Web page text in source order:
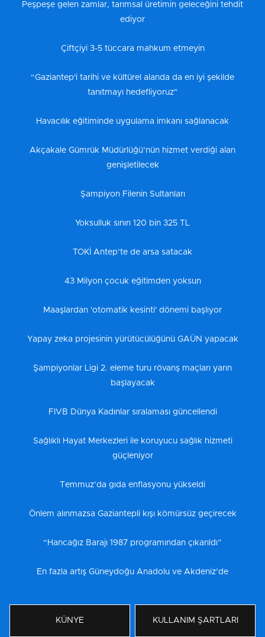
Peşpeşe gelen zamlar, tarımsal üretimin geleceğini tehdit
ediyor
Çiftçiyi 3-5 tüccara mahkum etmeyin
“Gaziantep'i tarihi ve kültürel alanda da en iyi şekilde
tanıtmayı hedefliyoruz"
Havacılık eğitiminde uygulama imkanı sağlanacak
Akçakale Gümrük Müdürlüğü’nün hizmet verdiği alan
genişletilecek
Şampiyon Filenin Sultanları
Yoksulluk sınırı 120 bin 325 TL
TOKİ Antep’te de arsa satacak
43 Milyon çocuk eğitimden yoksun
Maaşlardan 'otomatik kesinti' dönemi başlıyor
Yapay zeka projesinin yürütücülüğünü GAÜN yapacak
Şampiyonlar Ligi 2. eleme turu rövanş maçları yarın
başlayacak
FIVB Dünya Kadınlar sıralaması güncellendi
Sağlıklı Hayat Merkezleri ile koruyucu sağlık hizmeti
güçleniyor
Temmuz’da gıda enflasyonu yükseldi
Önlem alınmazsa Gaziantepli kışı kömürsüz geçirecek
“Hancağız Barajı 1987 programından çıkarıldı”
En fazla artış Güneydoğu Anadolu ve Akdeniz’de
KÜNYE KULLANIM ŞARTLARI